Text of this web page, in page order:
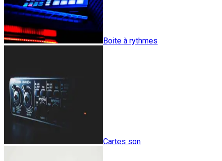
Boite à rythmes
Cartes son